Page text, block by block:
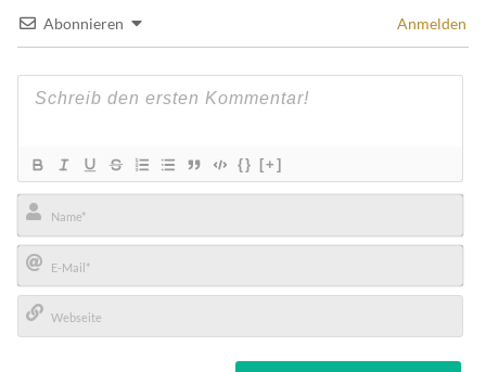
Abonnieren Anmelden
{} [+]
Name*
E-
Mail*